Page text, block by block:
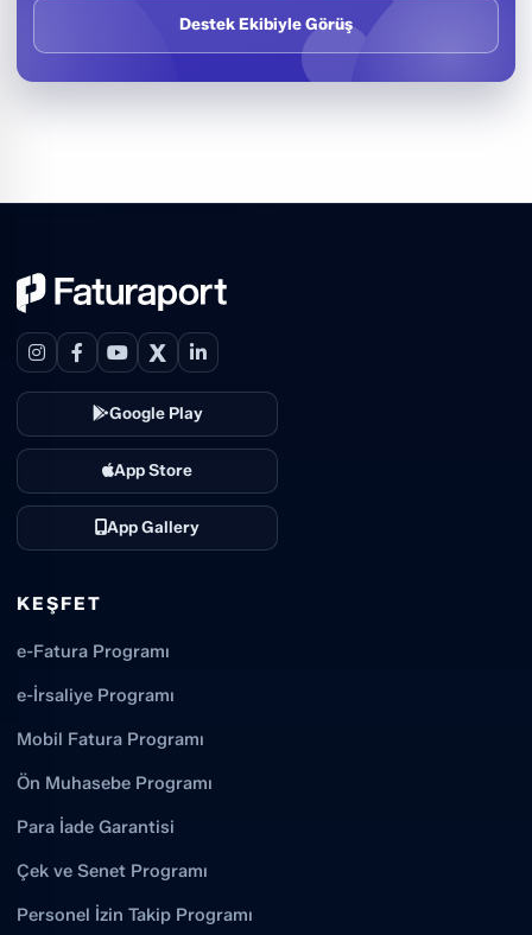
Destek Ekibiyle Görüş
X
Google Play
App Store
App Gallery
KEŞFET
e-Fatura Programı
e-İrsaliye Programı
Mobil Fatura Programı
Ön Muhasebe Programı
Para İade Garantisi
Çek ve Senet Programı
Personel İzin Takip Programı